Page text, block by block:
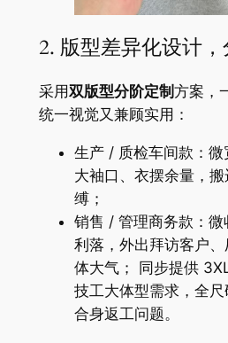
2. 版型差异化设计
采用双版型分阶定制 方案，
统一视觉又兼顾实用：
生产 / 质检车间款：
大袖口、衣摆余量，
缚；
销售 / 管理商务款：
利落，外出拜访客户
体大气； 同步提供
技工大体型需求，全
合身返工问题。